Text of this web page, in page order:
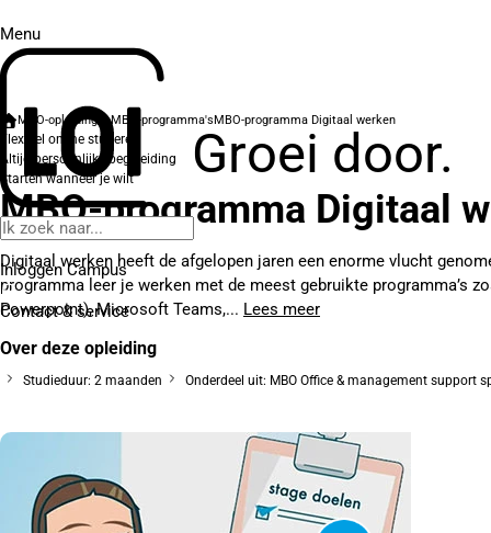
Menu
Groei door.
Inloggen Campus
Contact& service
MBO-opleidingenMBO-programma'sMBO-programma Digitaal werken
Flexibel online studeren
Altijd persoonlijke begeleiding
Starten wanneer je wilt
MBO-programma Digitaal
Digitaal werken heeft de afgelopen jaren een enorme vlucht
programma leer je werken met de meest gebruikte programma’s
Powerpoint), Microsoft Teams,... Lees meer
Over deze opleiding
Studieduur: 2 maanden Onderdeel uit: MBO Office & management support